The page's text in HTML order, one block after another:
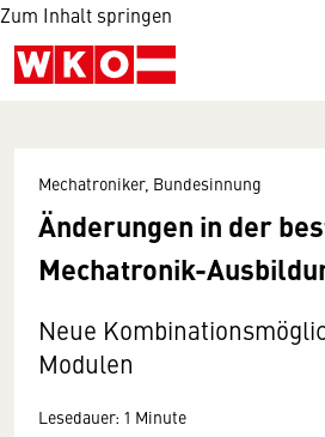
Zum Inhalt springen
Mechatroniker, Bundesinnung
Änderungen in der
Mechatronik-
Neue
Modulen
Lesedauer: 1 Minute